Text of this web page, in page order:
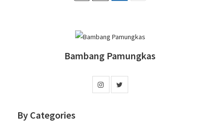
Bambang Pamungkas
By Categories